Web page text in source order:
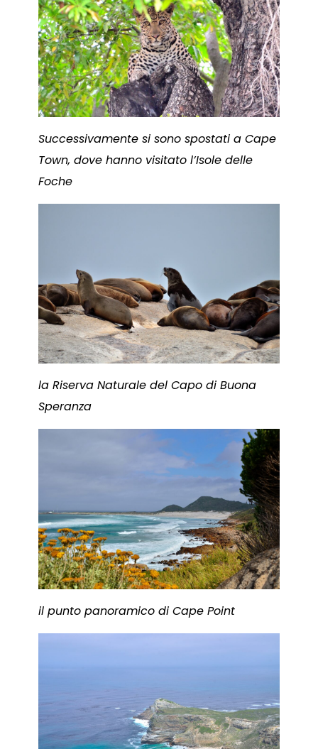
Successivamente si sono spostati a Cape
Town, dove hanno visitato l’Isole delle
Foche
la Riserva Naturale del Capo di Buona
Speranza
il punto panoramico di Cape Point